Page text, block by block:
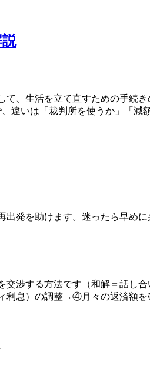
、生活を立て直すための手続
違いは「裁判所を使うか」「
発を助けます。迷ったら早め
交渉する方法です（和解＝話
息）の調整→④月々の返済額を